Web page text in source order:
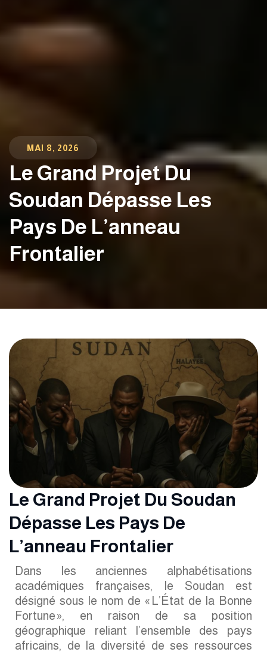
MAI 8, 2026
Le Grand Projet Du
Soudan Dépasse Les
Pays De L’anneau
Frontalier
Le Grand Projet Du Soudan
Dépasse Les Pays De
L’anneau Frontalier
Dans les anciennes alphabétisations
académiques françaises, le Soudan est
désigné sous le nom de « L’État de la Bonne
Fortune », en raison de sa position
géographique reliant l’ensemble des pays
africains, de la diversité de ses ressources